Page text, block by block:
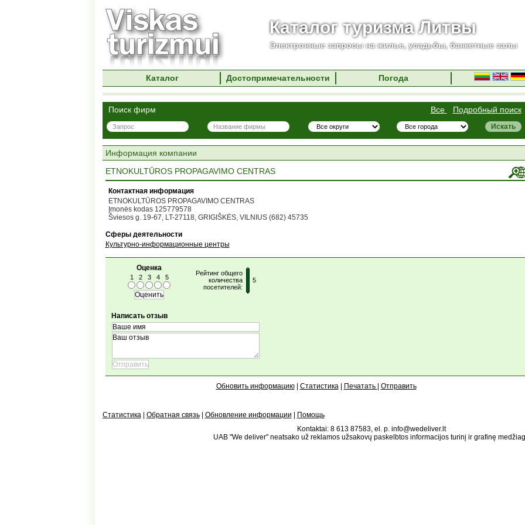
Каталог туризма Литвы
Электронные запросы на жилье, усадьбы, банкетные залы
Каталог Достопримечательности Погода
Все Подробный поиск
Поиск фирм
Информация компании
ETNOKULTŪROS PROPAGAVIMO CENTRAS
Контактная информация
ETNOKULTŪROS PROPAGAVIMO CENTRAS
Įmonės kodas 125779578
Šviesos g. 19-67, LT-27118, GRIGIŠKĖS, VILNIUS (682) 45735
Сферы деятельности
Культурно-информационные центры
Оценка
1 2 3 4 5
Рейтинг общего
количества
посетителей:
5
Написать отзыв
Обновить информацию| Статистика| Печатать Отправить
Статистика Обратная связь| Обновление информации
Помощь
Kontaktai: 8 613 87583, el. p. info@wedeliver.lt
UAB "We deliver" neatsako už reklamos užsakovų paskelbtos informacijos turinį ir grafinę